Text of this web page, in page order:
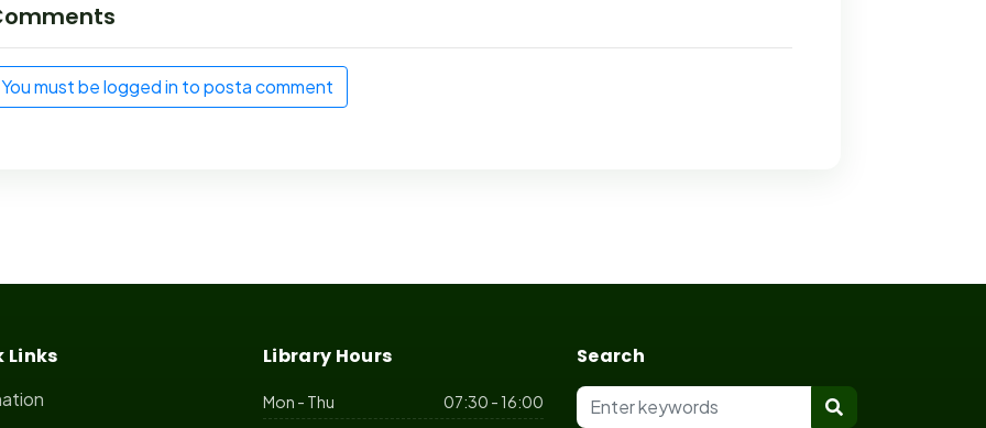
You must be logged in to posta comment
Links Library Hours
Mon - Thu
07:30 - 16:00
Search